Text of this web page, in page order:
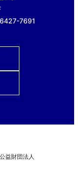
7691
益財団法人